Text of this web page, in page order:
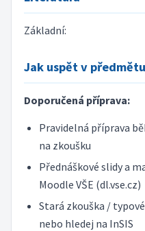
Základní:
Jak uspět v předmětu
Doporučená příprava:
Pravidelná příprava
na zkoušku
Přednáškové slidy a
Moodle VŠE (dl.vse.cz)
Stará zkouška /
nebo hledej na InSIS